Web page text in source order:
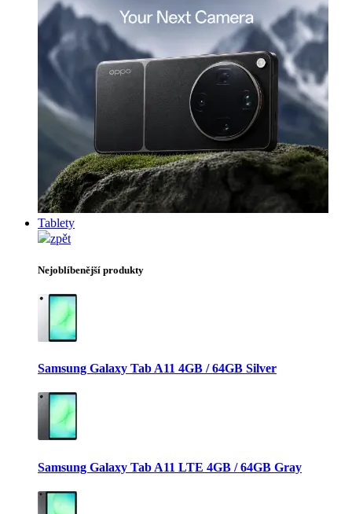
Tablety
zpět
Nejoblíbenější produkty
Samsung Galaxy Tab A11 4GB / 64GB Silver
Samsung Galaxy Tab A11 LTE 4GB / 64GB Gray